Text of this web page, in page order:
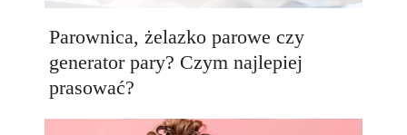
Parownica, żelazko parowe czy
generator pary? Czym najlepiej
prasować?